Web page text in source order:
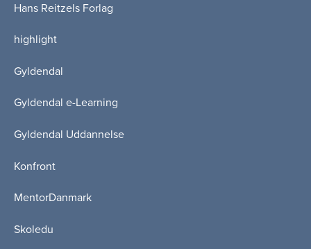
Hans Reitzels Forlag
highlight
Gyldendal
Gyldendal e-Learning
Gyldendal Uddannelse
Konfront
MentorDanmark
Skoledu